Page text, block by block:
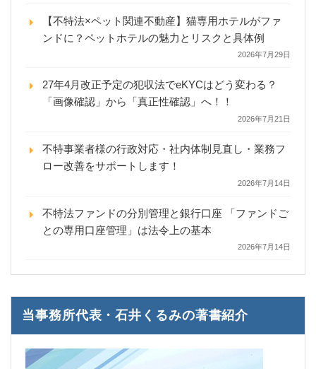
【不特法×ペット関連不動産】猫専用ホテルがファ
ンドに？ペットホテルの魅力とリスクと具体例
2026年7月29日
27年4月改正予定の犯収法でeKYCはどう変わる？
「画像確認」から「真正性確認」へ！！
2026年7月21日
不特事業者様の行政対応・社内体制見直し・業務フ
ロー改善をサポートします！
2026年7月14日
不特法ファンドの分別管理と銀行口座 「ファンドご
との専用口座管理」は法令上の基本
2026年7月14日
当事務所代表・石井くるみの著書紹介